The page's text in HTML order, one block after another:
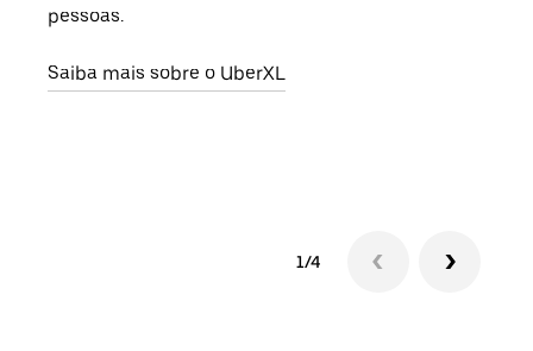
pessoas.
Saiba mais sobre o UberXL
1/4